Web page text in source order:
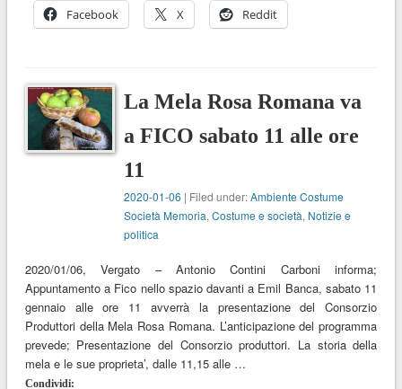
Facebook X Reddit
La Mela Rosa Romana va
a FICO sabato 11 alle ore
11
2020-01-06 | Filed under:Ambiente Costume
Società Memoria,Costume e società, Notizie e
politica
2020/01/06, Vergato – Antonio Contini Carboni informa;
Appuntamento a Fico nello spazio davanti a Emil Banca, sabato 11
gennaio alle ore 11 avverrà la presentazione del Consorzio
Produttori della Mela Rosa Romana. L’anticipazione del programma
prevede; Presentazione del Consorzio produttori. La storia della
mela e le sue proprieta’, dalle 11,15 alle …
Condividi: